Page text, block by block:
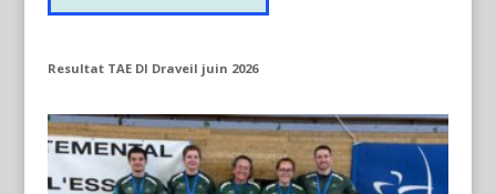
Resultat TAE DI Draveil juin 2026